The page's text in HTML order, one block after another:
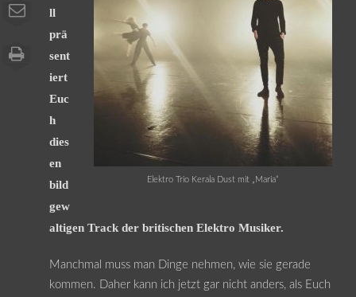
Elektro Trio Kerala Dust mit „Maria“
ll
prä
sent
iert
Euc
h
dies
en
bild
gew
altigen Track der britischen Elektro Musiker.
Manchmal muss man Dinge nehmen, wie sie gerade
kommen. Daher kann ich jetzt gar nicht anders, als Euch